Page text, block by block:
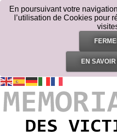
En poursuivant votre
l’utilisation de Cookies pour
EN